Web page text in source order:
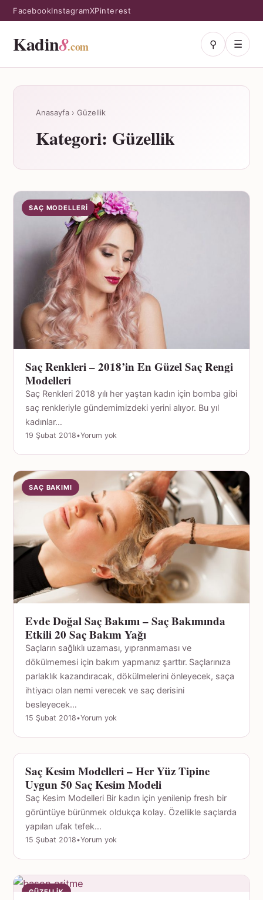
FacebookInstagramXPinterest
Kadin8.com ⚲ ☰
Anasayfa › Güzellik
Kategori: Güzellik
SAÇ MODELLERI
Saç Renkleri – 2018’in En Güzel Saç Rengi
Modelleri
Saç Renkleri 2018 yılı her yaştan kadın için bomba gibi
saç renkleriyle gündemimizdeki yerini alıyor. Bu yıl
kadınlar…
19 Şubat 2018•Yorum yok
SAÇ BAKIMI
Evde Doğal Saç Bakımı – Saç Bakımında
Etkili 20 Saç Bakım Yağı
Saçların sağlıklı uzaması, yıpranmaması ve
dökülmemesi için bakım yapmanız şarttır. Saçlarınıza
parlaklık kazandıracak, dökülmelerini önleyecek, saça
ihtiyacı olan nemi verecek ve saç derisini
besleyecek…
15 Şubat 2018•Yorum yok
GÜZELLIK
Saç Kesim Modelleri – Her Yüz Tipine
Uygun 50 Saç Kesim Modeli
Saç Kesim Modelleri Bir kadın için yenilenip fresh bir
görüntüye bürünmek oldukça kolay. Özellikle saçlarda
yapılan ufak tefek…
15 Şubat 2018•Yorum yok
GÜZELLIK